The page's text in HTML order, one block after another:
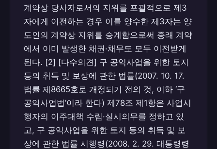
계약상 당사자로서의 지위를 포괄적으로 제3
자에게 이전하는 경우 이를 양수한 제3자는 양
도인의 계약상 지위를 승계함으로써 종래 계약
에서 이미 발생한 채권·채무도 모두 이전받게
된다. [2] [다수의견] 구 공익사업을 위한 토지
등의 취득 및 보상에 관한 법률(2007. 10. 17.
법률 제8665호로 개정되기 전의 것, 이하 ‘구
공익사업법’이라 한다) 제78조 제1항은 사업시
행자의 이주대책 수립·실시의무를 정하고 있
고, 구 공익사업을 위한 토지 등의 취득 및 보
상에 관한 법률 시행령(2008. 2. 29. 대통령령